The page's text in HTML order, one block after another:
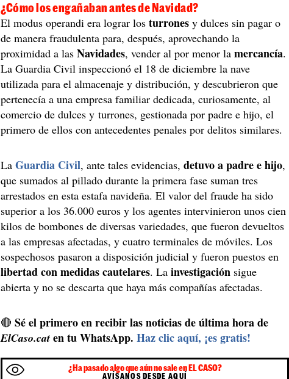
¿Cómo los engañaban antes de Navidad?
El modus operandi era lograr losturronesy dulces sin pagar o
de manera fraudulenta para, después, aprovechando la
proximidad a lasNavidades, vender al por menor lamercancía.
La Guardia Civil inspeccionó el 18 de diciembre la nave
utilizada para el almacenaje y distribución, y descubrieron que
pertenecía a una empresa familiar dedicada, curiosamente, al
comercio de dulces y turrones, gestionada por padre e hijo, el
primero de ellos con antecedentes penales por delitos similares.
LaGuardia Civil, ante tales evidencias,detuvo a padre e hijo,
que sumados al pillado durante la primera fase suman tres
arrestados en esta estafa navideña. El valor del fraude ha sido
superior a los 36.000 euros y los agentes intervinieron unos cien
kilos de bombones de diversas variedades, que fueron devueltos
a las empresas afectadas, y cuatro terminales de móviles. Los
sospechosos pasaron a disposición judicial y fueron puestos en
libertad con medidas cautelares. Lainvestigación sigue
abierta y no se descarta que haya más compañías afectadas.
🔴Sé el primero en recibir las noticias de última hora de
ElCaso.cat en tu WhatsApp.Haz clic aquí, ¡es gratis!
¿Ha pasado algo que aún no sale en EL CASO?
AVÍSANOS DESDE AQUÍ